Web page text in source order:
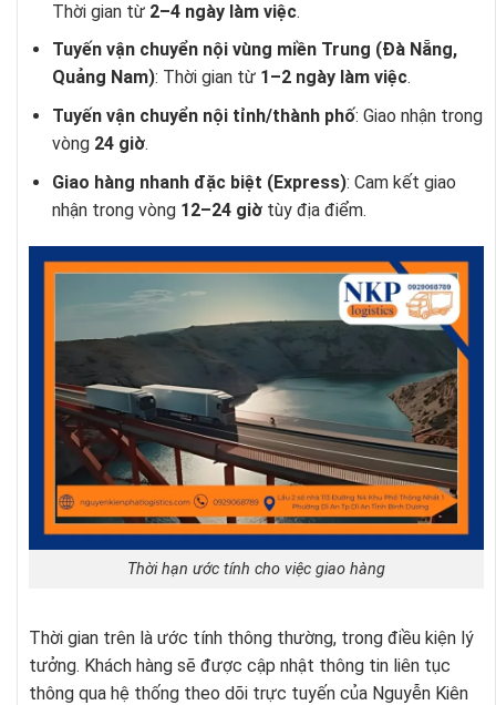
Thời gian từ 2–4 ngày làm việc.
Tuyến vận chuyển nội vùng miền Trung (Đà Nẵng,
Quảng Nam): Thời gian từ 1–2 ngày làm việc.
Tuyến vận chuyển nội tỉnh/thành phố: Giao nhận trong
vòng 24 giờ.
Giao hàng nhanh đặc biệt (Express): Cam kết giao
nhận trong vòng 12–24 giờtùy địa điểm.
Thời hạn ước tính cho việc giao hàng
Thời gian trên là ước tính thông thường, trong điều kiện lý
tưởng. Khách hàng sẽ được cập nhật thông tin liên tục
thông qua hệ thống theo dõi trực tuyến của Nguyễn Kiên